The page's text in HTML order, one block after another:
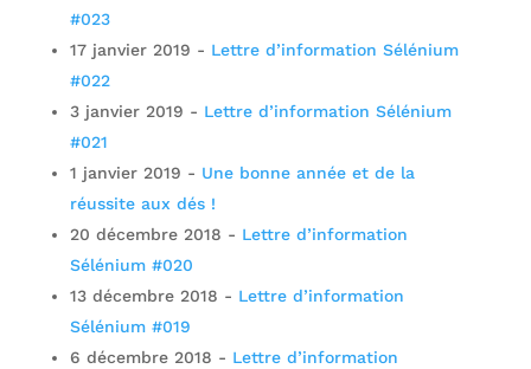
#023
17 janvier 2019 - Lettre d’information Sélénium
#022
3 janvier 2019 - Lettre d’information Sélénium
#021
1 janvier 2019 - Une bonne année et de la
réussite aux dés !
20 décembre 2018 - Lettre d’information
Sélénium #020
13 décembre 2018 - Lettre d’information
Sélénium #019
6 décembre 2018 - Lettre d’information